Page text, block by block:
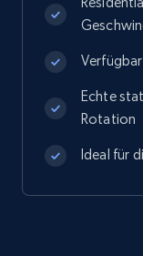
Echte
Rotation
Ideal für